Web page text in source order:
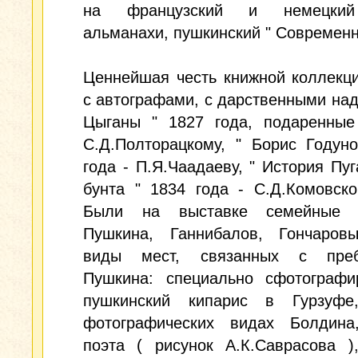
на французский и
альманахи, пушкинский "
Ценнейшая честь книжной
с автографами, с дарственными
Цыганы " 1827 года,
С.Д.Полторацкому, " Борис
года - П.Я.Чаадаеву, " История
бунта " 1834 года -
Были на выставке семейные
Пушкина, Ганнибалов,
виды мест, связанных с
Пушкина: специально
пушкинский кипарис в
фотографических видах
поэта ( рисунок А.К.Саврасова